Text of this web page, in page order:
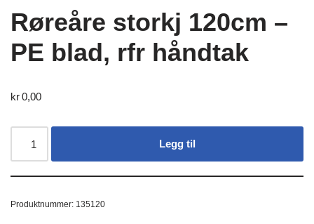
Røreåre storkj 120cm –
PE blad, rfr håndtak
kr0,00
Legg til
Produktnummer: 135120